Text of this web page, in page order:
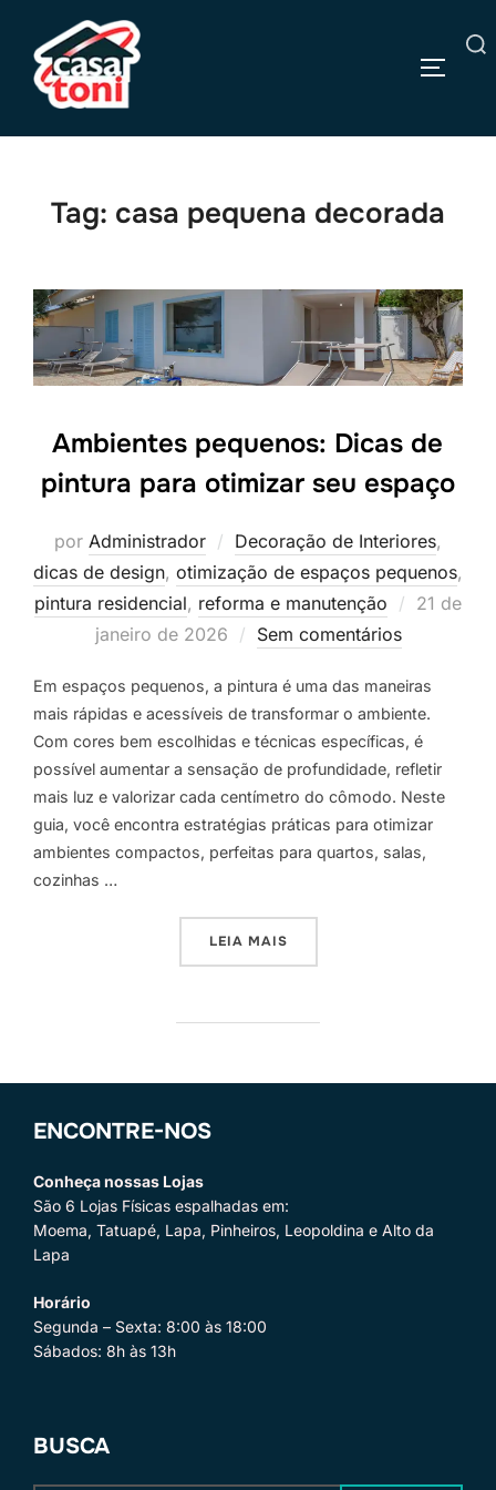
conteúdo
Pesquisar
Tag: casa pequena decorada
Ambientes pequenos: Dicas de
pintura para otimizar seu espaço
por Administrador Decoração de Interiores,
dicas de design, otimização de espaços pequenos,
pintura residencial, reforma e manutenção
Postado
21 de
janeiro de 2026
Sem comentários
Em espaços pequenos, a pintura é uma das maneiras
mais rápidas e acessíveis de transformar o ambiente.
Com cores bem escolhidas e técnicas específicas, é
possível aumentar a sensação de profundidade, refletir
mais luz e valorizar cada centímetro do cômodo. Neste
guia, você encontra estratégias práticas para otimizar
ambientes compactos, perfeitas para quartos, salas,
cozinhas …
LEIA MAIS“AMBIENTES PEQUENOS:
ENCONTRE-NOS
Conheça nossas Lojas
São 6 Lojas Físicas espalhadas em:
Moema, Tatuapé, Lapa, Pinheiros, Leopoldina e Alto da
Lapa
Horário
Segunda – Sexta: 8:00 às 18:00
Sábados: 8h às 13h
BUSCA